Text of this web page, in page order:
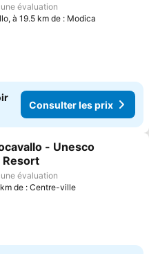
évaluation
à 19.5 km de : Modica
Consulter les prix
à mes favoris
- Unesco
Resort
les prix
évaluation
de : Centre-ville